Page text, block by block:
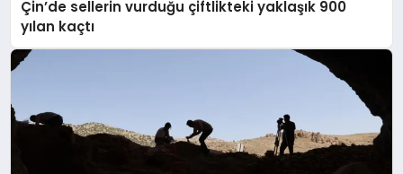
Çin’de sellerin vurduğu çiftlikteki yaklaşık 900
yılan kaçtı